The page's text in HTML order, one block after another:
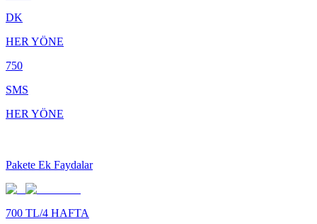
DK
HER YÖNE
750
SMS
HER YÖNE
Pakete Ek Faydalar
700 TL/4 HAFTA